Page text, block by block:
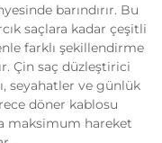
barındırır. Bu
saçlara kadar çeşitli
farklı şekillendirme
Çin saç düzleştirici
seyahatler ve günlük
döner kablosu
maksimum hareket